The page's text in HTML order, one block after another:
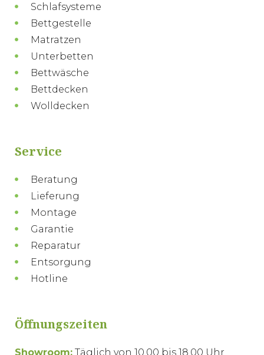
Schlafsysteme
Bettgestelle
Matratzen
Unterbetten
Bettwäsche
Bettdecken
Wolldecken
Service
Beratung
Lieferung
Montage
Garantie
Reparatur
Entsorgung
Hotline
Öffnungszeiten
Showroom: Täglich von 10.00 bis 18.00 Uhr